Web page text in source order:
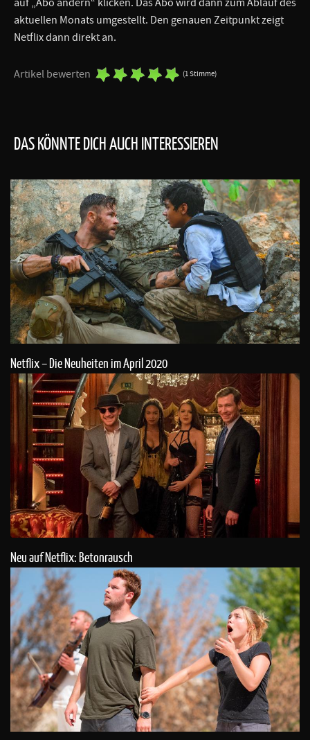
aktuellen Monats umgestellt. Den genauen Zeitpunkt zeigt
Netflix dann direkt an.
Artikel bewerten (1 Stimme)
DAS KÖNNTE DICH AUCH INTERESSIEREN
Netflix – Die Neuheiten im April 2020
Neu auf Netflix: Betonrausch